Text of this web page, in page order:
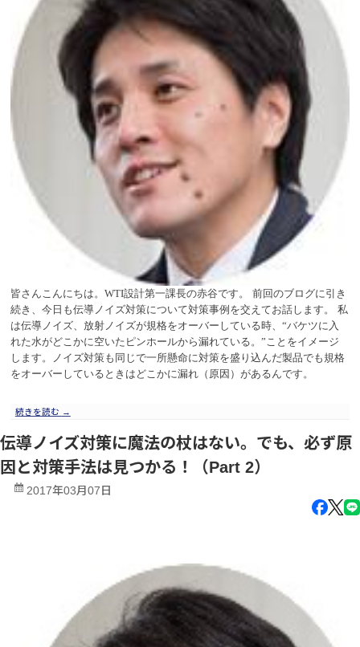
皆さんこんにちは。WTI設計第一課長の赤谷です。
前回のブログに引き
続き、今日も伝導ノイズ対策について対策事例を交えてお話します。
私
は伝導ノイズ、放射ノイズが規格をオーバーしている時、“バケツに入
れた水がどこかに空いたピンホールから漏れている。”ことをイメージ
します。ノイズ対策も同じで一所懸命に対策を盛り込んだ製品でも規格
をオーバーしているときはどこかに漏れ（原因）があるんです。
続きを読む →
伝導ノイズ対策に魔法の杖はない。でも、必ず原
因と対策手法は見つかる！（Part 2）
2017年03月07日